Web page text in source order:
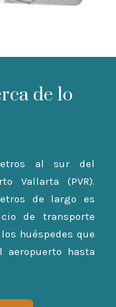
de lo
al sur del
Vallarta (PVR).
de largo es
de transporte
huéspedes que
aeropuerto hasta